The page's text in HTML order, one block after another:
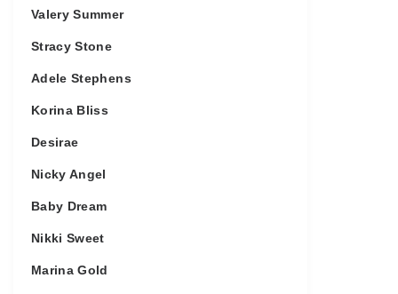
Valery Summer
Stracy Stone
Adele Stephens
Korina Bliss
Desirae
Nicky Angel
Baby Dream
Nikki Sweet
Marina Gold